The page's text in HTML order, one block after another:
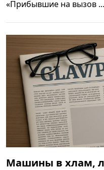
«Прибывшие на вызов ...
Машины в хлам,